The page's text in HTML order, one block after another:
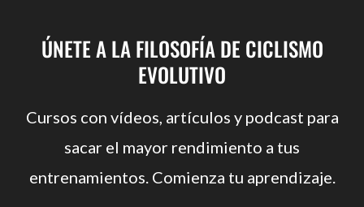
ÚNETE A LA FILOSOFÍA DE CICLISMO
EVOLUTIVO
Cursos con vídeos, artículos y podcast para
sacar el mayor rendimiento a tus
entrenamientos. Comienza tu aprendizaje.